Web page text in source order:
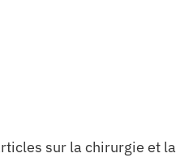
sur la chirurgie et la